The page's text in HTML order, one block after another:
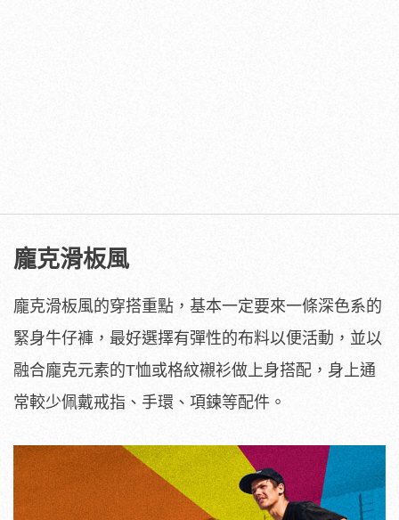
龐克滑板風
龐克滑板風的穿搭重點，基本一定要來一條深色系的
緊身牛仔褲，最好選擇有彈性的布料以便活動，並以
融合龐克元素的T恤或格紋襯衫做上身搭配，身上通
常較少佩戴戒指、手環、項鍊等配件。